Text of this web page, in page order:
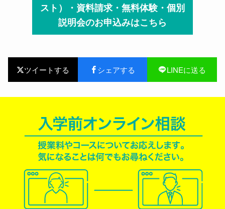
スト）・資料請求・無料体験・個別
説明会のお申込みはこちら
ツイートする シェアする LINEに送る